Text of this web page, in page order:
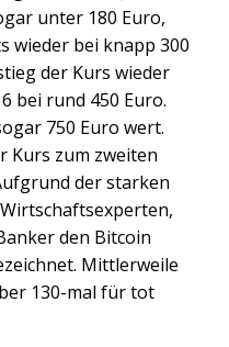
unter 180 Euro,
wieder bei knapp 300
der Kurs wieder
bei rund 450 Euro.
750 Euro wert.
Kurs zum zweiten
der starken
den Bitcoin
Mittlerweile
130-mal für tot